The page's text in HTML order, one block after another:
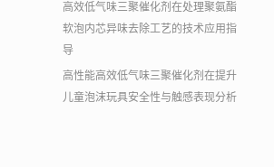
高效低气味三聚催化剂在处理聚氨酯
软泡内芯异味去除工艺的技术应用指
导
高性能高效低气味三聚催化剂在提升
儿童泡沫玩具安全性与触感表现分析